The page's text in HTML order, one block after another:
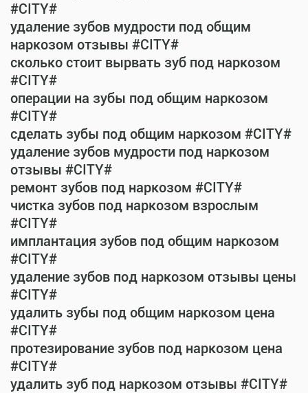
#CITY#
удаление зубов мудрости под общим
наркозом отзывы #CITY#
сколько стоит вырвать зуб под наркозом
#CITY#
операции на зубы под общим наркозом
#CITY#
сделать зубы под общим наркозом #CITY#
удаление зубов мудрости под наркозом
отзывы #CITY#
ремонт зубов под наркозом #CITY#
чистка зубов под наркозом взрослым
#CITY#
имплантация зубов под общим наркозом
#CITY#
удаление зубов под наркозом отзывы цены
#CITY#
удалить зубы под общим наркозом цена
#CITY#
протезирование зубов под наркозом цена
#CITY#
удалить зуб под наркозом отзывы #CITY#